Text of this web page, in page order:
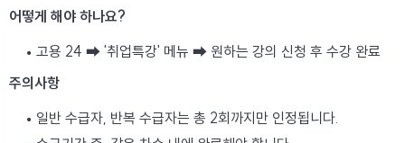
어떻게 해야 하나요?
고용 24 ➡ '취업특강' 메뉴 ➡ 원하는 강의 신청 후 수강 완료
주의사항
일반 수급자, 반복 수급자는 총 2회까지만 인정됩니다.